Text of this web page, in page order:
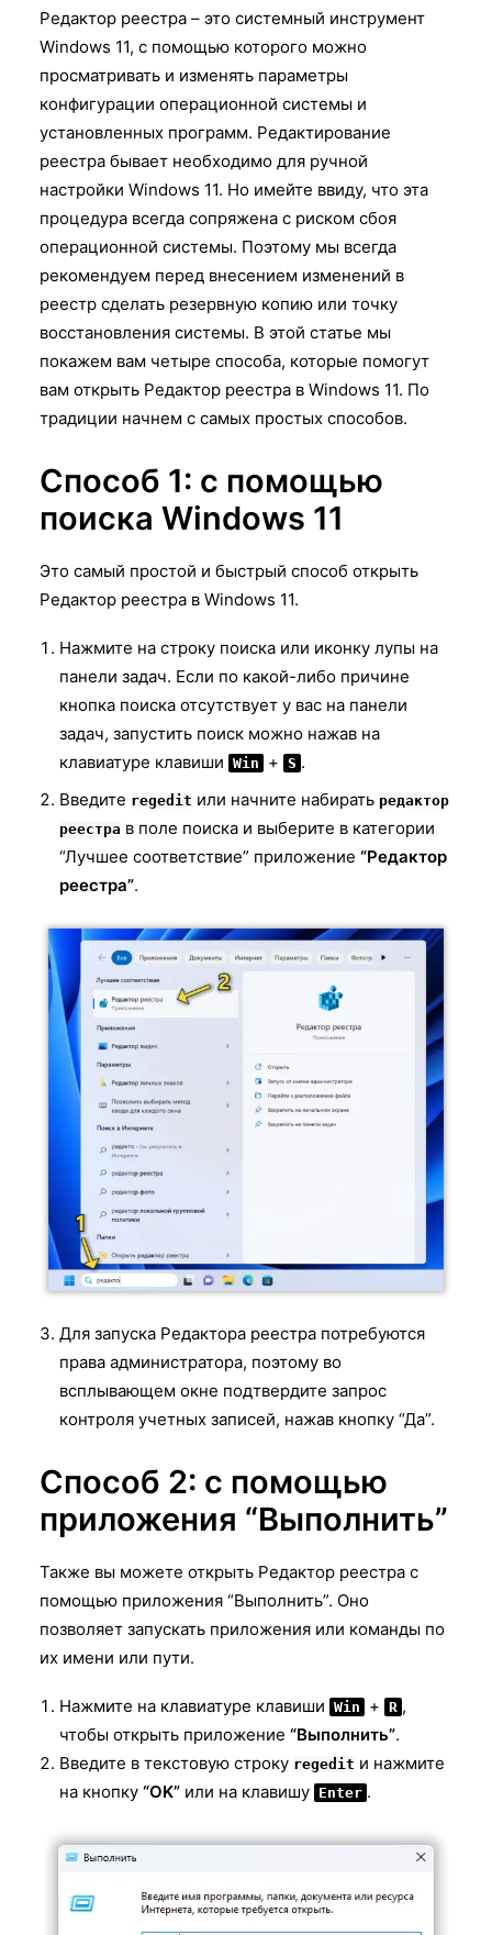
Редактор реестра – это системный инструмент
Windows 11, с помощью которого можно
просматривать и изменять параметры
конфигурации операционной системы и
установленных программ. Редактирование
реестра бывает необходимо для ручной
настройки Windows 11. Но имейте ввиду, что эта
процедура всегда сопряжена с риском сбоя
операционной системы. Поэтому мы всегда
рекомендуем перед внесением изменений в
реестр сделать резервную копию или точку
восстановления системы. В этой статье мы
покажем вам четыре способа, которые помогут
вам открыть Редактор реестра в Windows 11. По
традиции начнем с самых простых способов.
Способ 1: с помощью
поиска Windows 11
Это самый простой и быстрый способ открыть
Редактор реестра в Windows 11.
Нажмите на строку поиска или иконку лупы на
панели задач. Если по какой-либо причине
кнопка поиска отсутствует у вас на панели
задач, запустить поиск можно нажав на
клавиатуре клавиши Win + S .
Введите regedit или начните набирать редактор
реестра в поле поиска и выберите в категории
“Лучшее соответствие” приложение “Редактор
реестра”.
Для запуска Редактора реестра потребуются
права администратора, поэтому во
всплывающем окне подтвердите запрос
контроля учетных записей, нажав кнопку “Да”.
Способ 2: с помощью
приложения “Выполнить”
Также вы можете открыть Редактор реестра с
помощью приложения “Выполнить”. Оно
позволяет запускать приложения или команды по
их имени или пути.
Нажмите на клавиатуре клавиши Win + R ,
чтобы открыть приложение “Выполнить”.
Введите в текстовую строку regedit и нажмите
на кнопку “OK” или на клавишу Enter .